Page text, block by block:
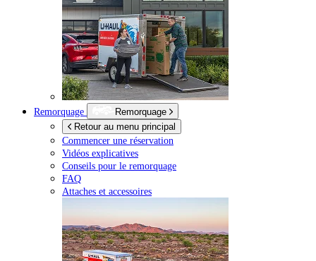
Remorquage
Remorquage
Retour au menu principal
Commencer une réservation
Vidéos explicatives
Conseils pour le remorquage
FAQ
Attaches et accessoires